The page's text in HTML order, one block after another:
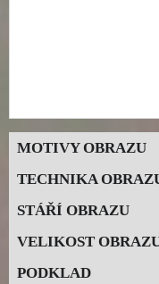
MOTIVY OBRAZU
TECHNIKA
STÁŘÍ OBRAZU
VELIKOST
PODKLAD